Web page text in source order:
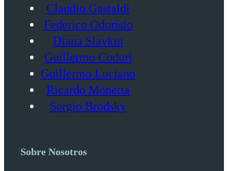
Claudio Gastaldi
Federico Odorisio
Diana Slavkin
Guillermo Coduri
Guillermo Luciano
Ricardo Monetta
Sergio Brodsky
Sobre Nosotros